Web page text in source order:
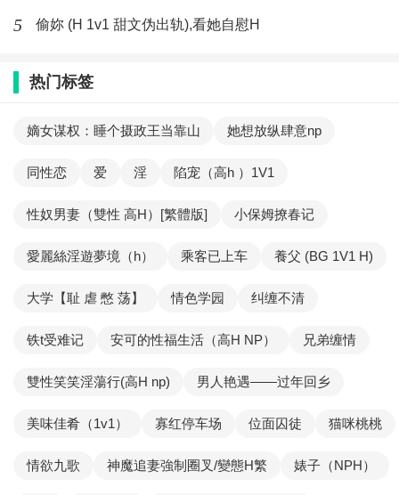
5 偷妳 (H 1v1 甜文伪出轨),看她自慰H
热门标签
嫡女谋权：睡个摄政王当靠山 她想放纵肆意np
同性恋 爱 淫 陷宠（高h ）1V1
性奴男妻（雙性 高H）[繁體版] 小保姆撩春记
愛麗絲淫遊夢境（h） 乘客已上车 養父 (BG 1V1 H)
大学【耻 虐 憋 荡】 情色学园 纠缠不清
铁t受难记 安可的性福生活（高H NP） 兄弟缠情
雙性笑笑淫蕩行(高H np) 男人艳遇——过年回乡
美味佳肴（1v1） 寡红停车场 位面囚徒 猫咪桃桃
情欲九歌 神魔追妻強制圈叉/變態H繁 婊子（NPH）